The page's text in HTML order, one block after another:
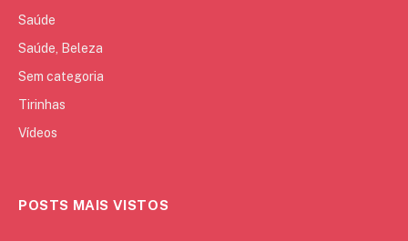
Saúde
Saúde, Beleza
Sem categoria
Tirinhas
Vídeos
POSTS MAIS VISTOS